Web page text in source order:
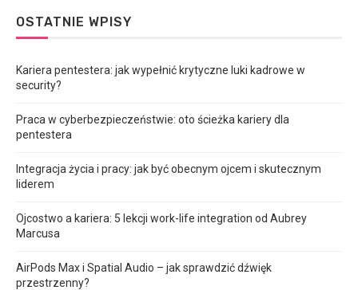
OSTATNIE WPISY
Kariera pentestera: jak wypełnić krytyczne luki kadrowe w
security?
Praca w cyberbezpieczeństwie: oto ścieżka kariery dla
pentestera
Integracja życia i pracy: jak być obecnym ojcem i skutecznym
liderem
Ojcostwo a kariera: 5 lekcji work-life integration od Aubrey
Marcusa
AirPods Max i Spatial Audio – jak sprawdzić dźwięk
przestrzenny?